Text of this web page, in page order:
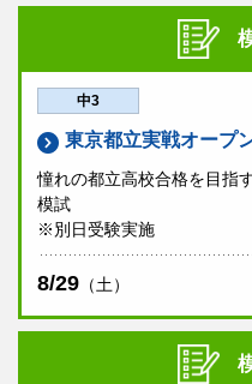
試験時間中（休憩時
通信機能のある電子
急でお子様へのご連
ご連絡ください。
成績優秀者には特待認
9月または10月からの
土曜集中特訓 （9月
または10月からの私
兼ねます。
必勝志望校別コース 筑
てください。
ご不明な点がござい
へ、早稲田アカデミ
0120-97-
中3
東京都立実戦オープ
憧れの都立高校合格を目指
模試
※別日受験実施
8/29 （土）